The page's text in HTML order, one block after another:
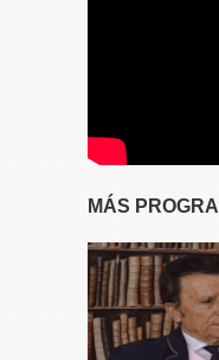
MÁS